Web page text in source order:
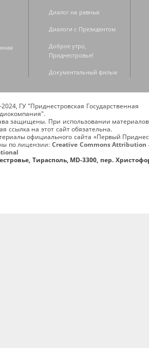
Диалог на равных
Диалоги с Президентом
Доброе утро,
Приднестровье!
Документальный фильм
ГУ "Приднестровская Государственная
защищены. При использовании
ссылка на этот сайт обязательна.
официального сайта «Первый
по лицензии: Creative Commons Attribution
Тирасполь, MD-3300, пер.